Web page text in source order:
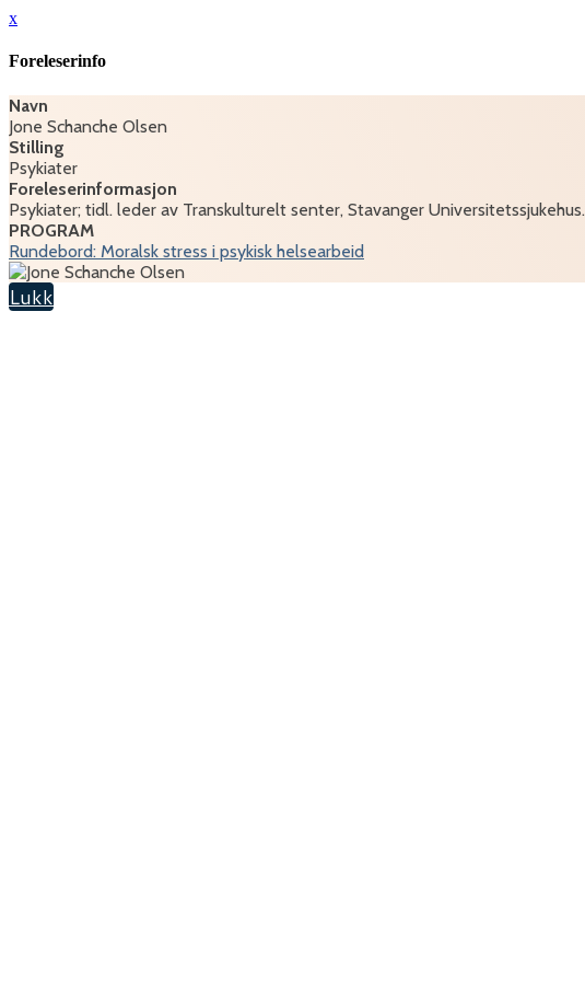
x
Foreleserinfo
Navn
Jone Schanche Olsen
Stilling
Psykiater
Foreleserinformasjon
Psykiater; tidl. leder av Transkulturelt senter, Stavanger Universitetssjukehus.
PROGRAM
Rundebord: Moralsk stress i psykisk helsearbeid
Lukk